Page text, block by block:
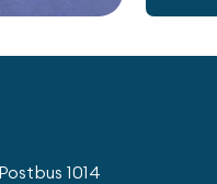
Postbus 1014